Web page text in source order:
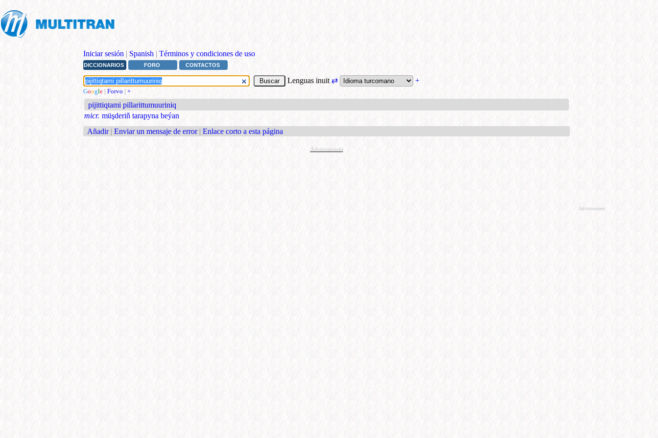
Iniciar sesión | Spanish | Términos y condiciones de uso
DICCIONARIOS FORO CONTACTOS
Lenguas inuit⇄ +
Google | Forvo | +
pijittiqtami pillarittumuuriniq
micr. müşderiň tarapyna beýan
Añadir | Enviar un mensaje de error | Enlace corto a esta página
Advertisement
Advertisement